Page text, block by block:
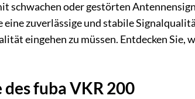
schwachen oder gestörten
zuverlässige und stabile
eingehen zu müssen. Entdecken Sie,
fuba VKR 200